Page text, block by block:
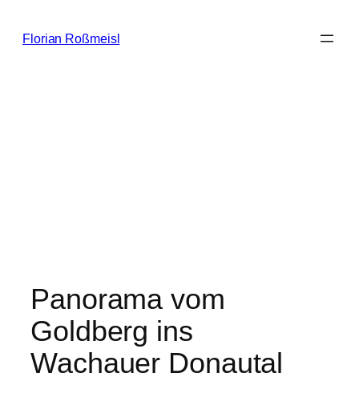
Inhalt
Florian Roßmeisl
Panorama vom
Goldberg ins
Wachauer Donautal